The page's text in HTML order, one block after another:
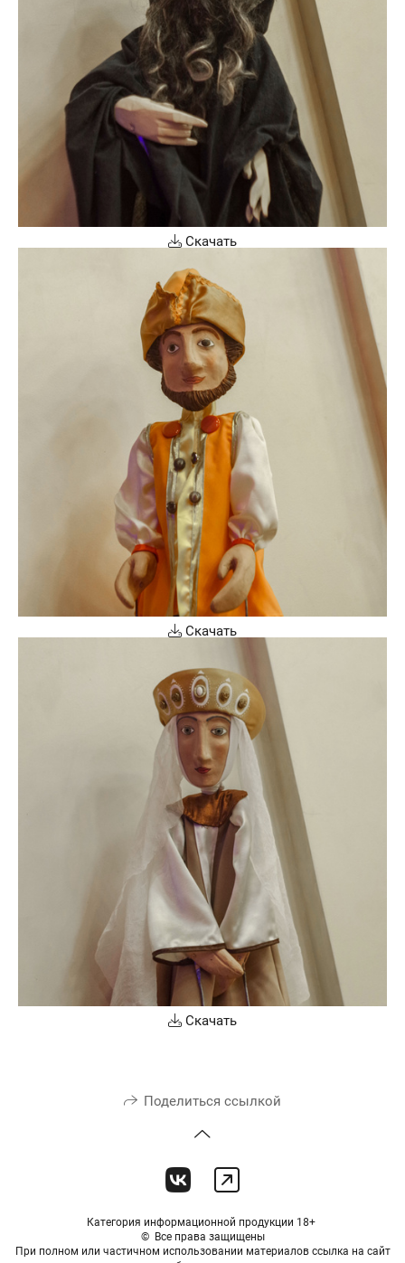
Скачать
Скачать
Скачать
Поделиться ссылкой
Категория информационной продукции 18+
© Все права защищены
При полном или частичном использовании материалов ссылка на сайт